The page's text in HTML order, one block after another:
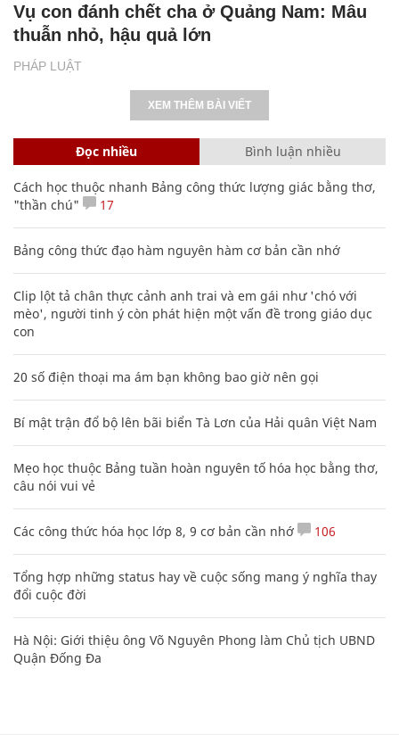
PHÁP LUẬT
Vụ con đánh chết cha ở Quảng Nam: Mâu
thuẫn nhỏ, hậu quả lớn
XEM THÊM BÀI VIẾT
Đọc nhiều Bình luận nhiều
Cách học thuộc nhanh Bảng công thức lượng giác bằng thơ,
"thần chú"
17
Bảng công thức đạo hàm nguyên hàm cơ bản cần nhớ
Clip lột tả chân thực cảnh anh trai và em gái như 'chó với
mèo', người tinh ý còn phát hiện một vấn đề trong giáo dục
con
20 số điện thoại ma ám bạn không bao giờ nên gọi
Bí mật trận đổ bộ lên bãi biển Tà Lơn của Hải quân Việt Nam
Mẹo học thuộc Bảng tuần hoàn nguyên tố hóa học bằng thơ,
câu nói vui vẻ
Các công thức hóa học lớp 8, 9 cơ bản cần nhớ 106
Tổng hợp những status hay về cuộc sống mang ý nghĩa thay
đổi cuộc đời
Hà Nội: Giới thiệu ông Võ Nguyên Phong làm Chủ tịch UBND
Quận Đống Đa